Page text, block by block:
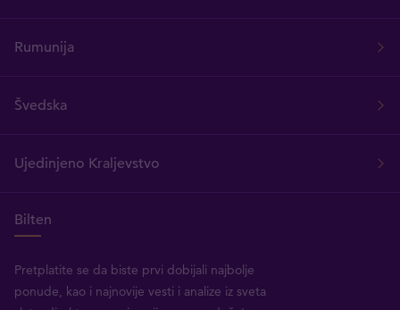
Rumunija
Švedska
Ujedinjeno Kraljevstvo
Bilten
Pretplatite se da biste prvi dobijali najbolje
ponude, kao i najnovije vesti i analize iz sveta